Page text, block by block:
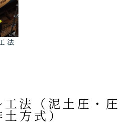
法
法（泥土圧・圧
土方式）